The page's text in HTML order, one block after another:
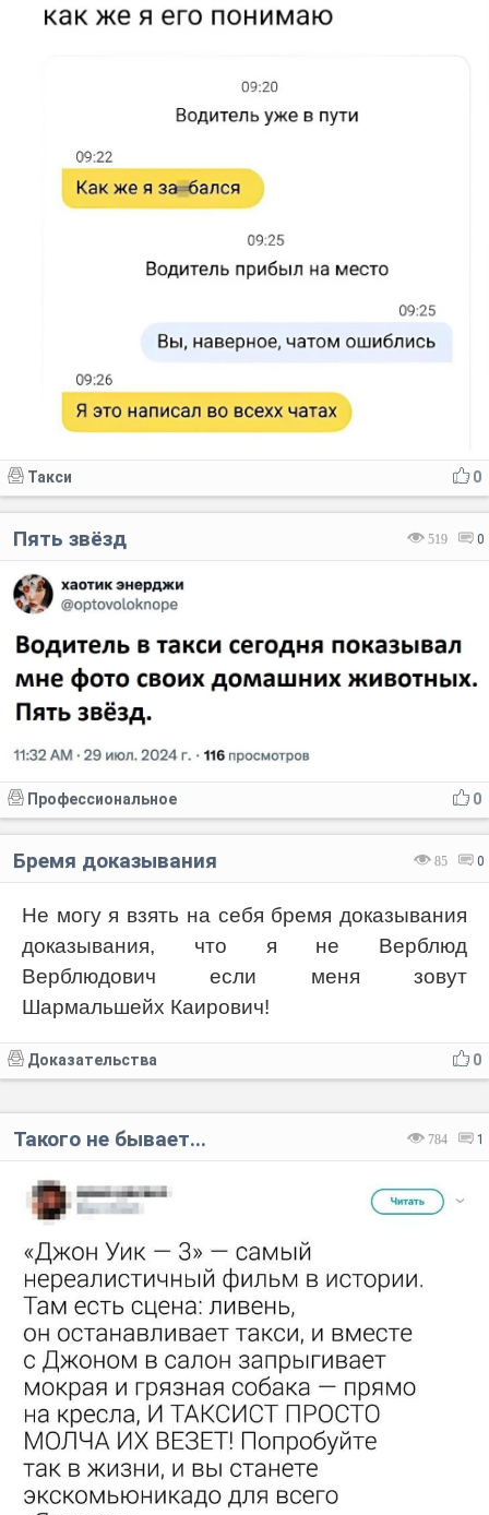
0
Такси
519 0
Пять звёзд
0
Профессиональное
85 0
Бремя доказывания
Не могу я взять на себя бремя доказывания
доказывания, что я не Верблюд
Верблюдович если меня зовут
Шармальшейх Каирович!
0
Доказательства
784 1
Такого не бывает...